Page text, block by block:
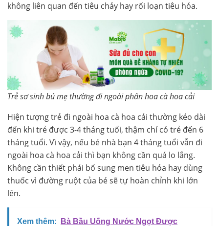
không liên quan đến tiêu chảy hay rối loạn tiêu hóa.
Trẻ sơ sinh bú mẹ thường đi ngoài phân hoa cà hoa cải
Hiện tượng trẻ đi ngoài hoa cà hoa cải thường kéo dài
đến khi trẻ được 3-4 tháng tuổi, thậm chí có trẻ đến 6
tháng tuổi. Vì vậy, nếu bé nhà bạn 4 tháng tuổi vẫn đi
ngoài hoa cà hoa cải thì bạn không cần quá lo lắng.
Không cần thiết phải bổ sung men tiêu hóa hay dùng
thuốc vì đường ruột của bé sẽ tự hoàn chỉnh khi lớn
lên.
Xem thêm:
Bà Bầu Uống Nước Ngọt Được